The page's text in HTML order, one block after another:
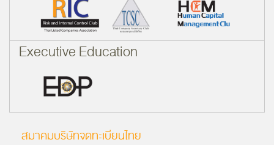
Executive Education
สมาคมบริษัทจดทะเบียนไทย